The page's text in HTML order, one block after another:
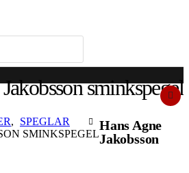
sminkspegel
,
SPEGLAR
SMINKSPEGEL
Hans Agne
Jakobsson